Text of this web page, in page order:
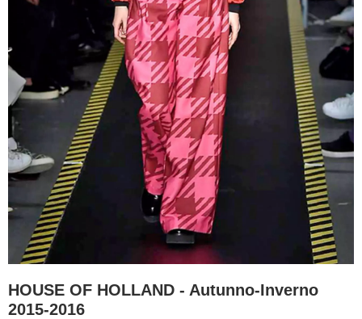
HOUSE OF HOLLAND - Autunno-Inverno
2015-2016